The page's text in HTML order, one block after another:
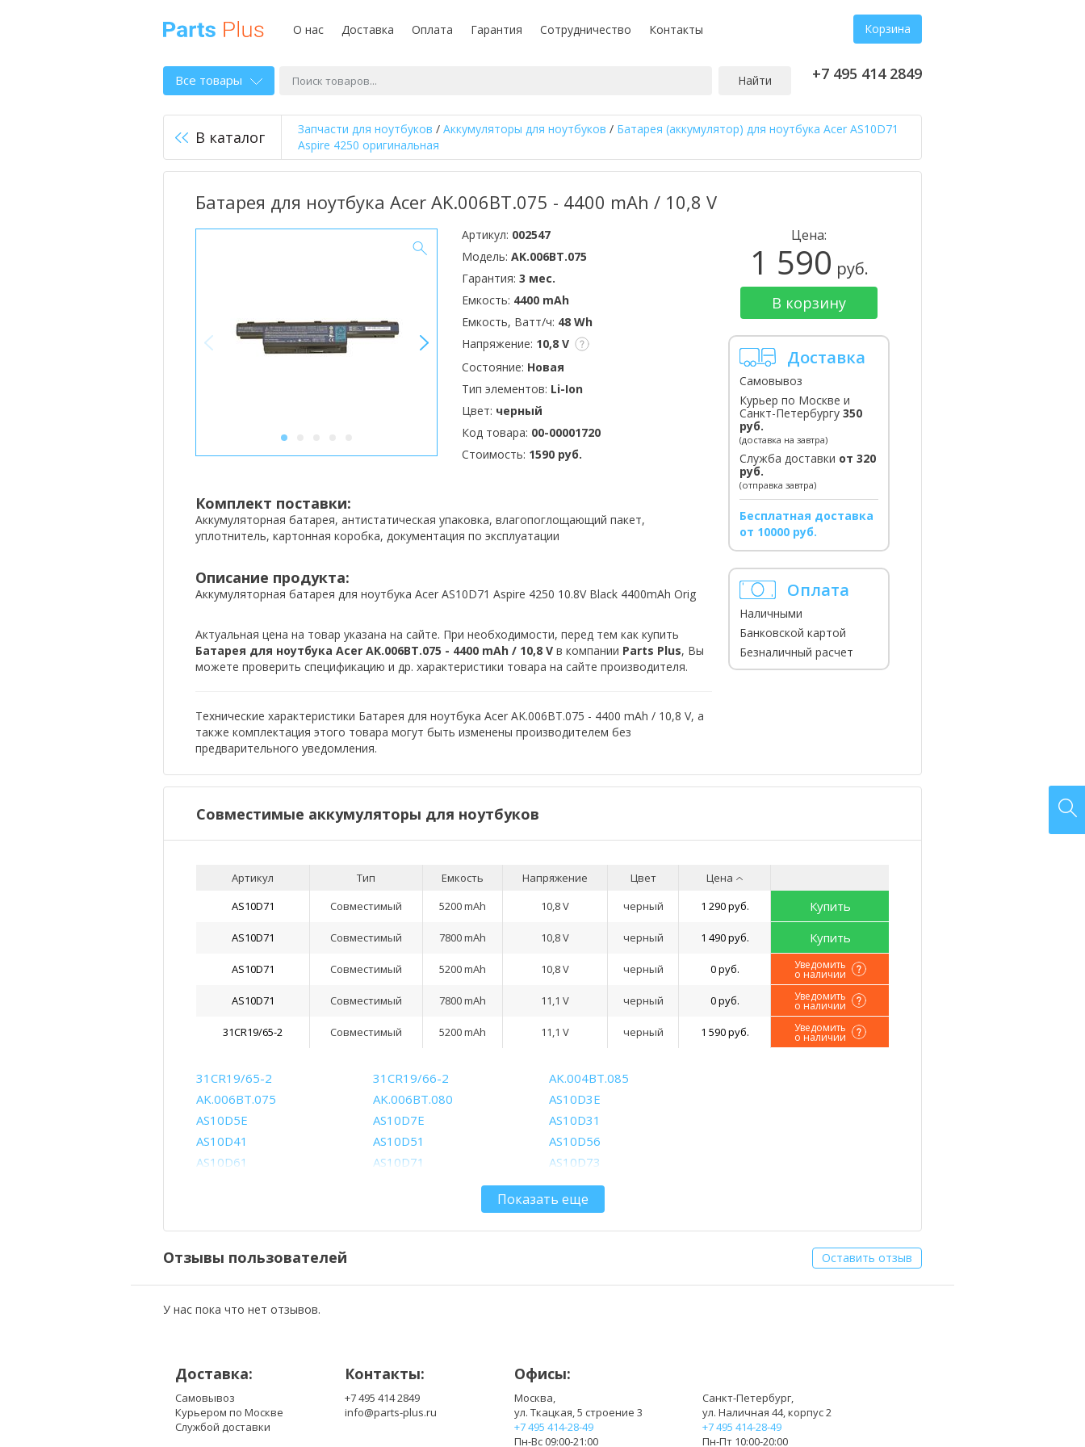
О нас Доставка Оплата Гарантия Сотрудничество Контакты Корзина
Все товары Найти +7 495 414 2849
В каталог Запчасти для ноутбуков / Аккумуляторы для ноутбуков / Батарея (аккумулятор) для ноутбука Acer AS10D71
Aspire 4250 оригинальная
Батарея для ноутбука Acer AK.006BT.075 - 4400 mAh / 10,8 V
1
Артикул: 002547
Модель: AK.006BT.075
Гарантия: 3 мес.
Емкость: 4400 mAh
Емкость, Ватт/ч: 48 Wh
Напряжение: 10,8 V
Состояние: Новая
Тип элементов: Li-Ion
Цвет: черный
Код товара: 00-00001720
Стоимость: 1590 руб.
Комплект поставки:
Аккумуляторная батарея, антистатическая упаковка, влагопоглощающий пакет,
уплотнитель, картонная коробка, документация по эксплуатации
Описание продукта:
Аккумуляторная батарея для ноутбука Acer AS10D71 Aspire 4250 10.8V Black 4400mAh Orig
Актуальная цена на товар указана на сайте. При необходимости, перед тем как купить
Батарея для ноутбука Acer AK.006BT.075 - 4400 mAh / 10,8 V в компании Parts Plus, Вы
можете проверить спецификацию и др. характеристики товара на сайте производителя.
Технические характеристики Батарея для ноутбука Acer AK.006BT.075 - 4400 mAh / 10,8 V, а
также комплектация этого товара могут быть изменены производителем без
предварительного уведомления.
Цена:
1 590 руб.
В корзину
Доставка
Самовывоз
Курьер по Москве и
Санкт-Петербургу 350
руб.
(доставка на завтра)
Служба доставки от 320
руб.
(отправка завтра)
Бесплатная доставка
от 10000 руб.
Оплата
Наличными
Банковской картой
Безналичный расчет
Совместимые аккумуляторы для ноутбуков
Артикул Тип Емкость Напряжение Цвет
Цена
AS10D71
Совместимый 5200 mAh 10,8 V черный 1 290 руб. Купить
AS10D71 Совместимый 7800 mAh 10,8 V черный 1 490 руб. Купить
AS10D71 Совместимый 5200 mAh 10,8 V черный 0 руб. Уведомить
о наличии
AS10D71 Совместимый 7800 mAh 11,1 V черный 0 руб. Уведомить
о наличии
31CR19/65-2 Совместимый 5200 mAh 11,1 V черный 1 590 руб. Уведомить
о наличии
31CR19/65-2 31CR19/66-2
AK.004BT.085
AK.006BT.075
AK.006BT.080
AS10D3E
AS10D5E
AS10D7E
AS10D31
AS10D41
AS10D51
AS10D56
AS10D61
AS10D71
AS10D73
AS10G3E
BT.0060G.001
BT.00605.065
BT.00607.125
BT.00607.126
BT.00607.127
BT.00607.130
Показать еще
Отзывы пользователей Оставить отзыв
У нас пока что нет отзывов.
Доставка:
Самовывоз
Курьером по Москве
Службой доставки
Контакты:
+7 495 414 2849
info@parts-plus.ru
Офисы:
Москва,
ул. Ткацкая, 5 строение 3
+7 495 414-28-49
Пн-Вс 09:00-21:00
Санкт-Петербург,
ул. Наличная 44, корпус 2
+7 495 414-28-49
Пн-Пт 10:00-20:00